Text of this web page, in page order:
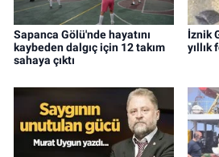
Sapanca Gölü'nde hayatını
kaybeden dalgıç için 12 takım
sahaya çıktı
İznik
yıllık